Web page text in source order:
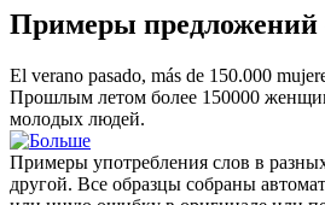
Примеры
El verano pasado, más de 150.000
Прошлым летом более 150000
молодых людей.
Примеры употребления слов в
другой. Все образцы собраны